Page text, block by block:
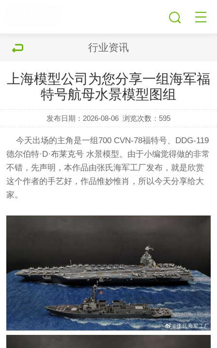
行业资讯
上海模型公司为您分享一组海军福
特号航母水景模型图组
发布日期：2026-08-06 浏览次数： 595
今天出场的主角是一组700 CVN-78福特号、DDG-119
德尔伯特·D·布莱克号 水景模型。由于小编觉得做的非常
不错， 先声明，本作品由张氏海军工厂发布，就是欣赏
这个作者的手艺好，作品惟妙惟肖， 所以今天分享给大
家。